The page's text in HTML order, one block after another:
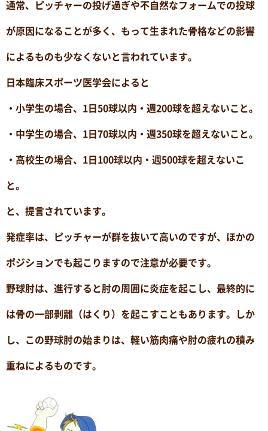
通常、ピッチャーの投げ過ぎや不自然なフォームでの投球
が原因になることが多く、もって生まれた骨格などの影響
によるものも少なくないと言われています。
日本臨床スポーツ医学会によると
・小学生の場合、1日50球以内・週200球を超えないこと。
・中学生の場合、1日70球以内・週350球を超えないこと。
・高校生の場合、1日100球以内・週500球を超えないこ
と。
と、提言されています。
発症率は、ピッチャーが群を抜いて高いのですが、ほかの
ポジションでも起こりますので注意が必要です。
野球肘は、進行すると肘の周囲に炎症を起こし、最終的に
は骨の一部剥離（はくり）を起こすこともあります。しか
し、この野球肘の始まりは、軽い筋肉痛や肘の疲れの積み
重ねによるものです。